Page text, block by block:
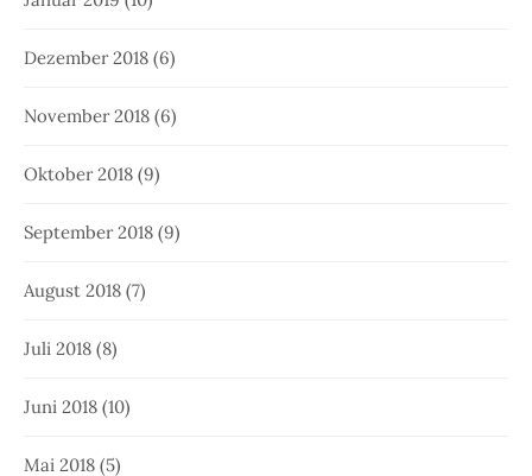
Dezember 2018 (6)
November 2018 (6)
Oktober 2018 (9)
September 2018 (9)
August 2018 (7)
Juli 2018 (8)
Juni 2018 (10)
Mai 2018 (5)